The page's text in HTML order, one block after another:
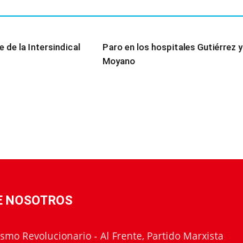
de la Intersindical
Paro en los hospitales Gutiérrez y
Moyano
NOSOTROS
Revolucionario - Al Frente, Partido Marxista